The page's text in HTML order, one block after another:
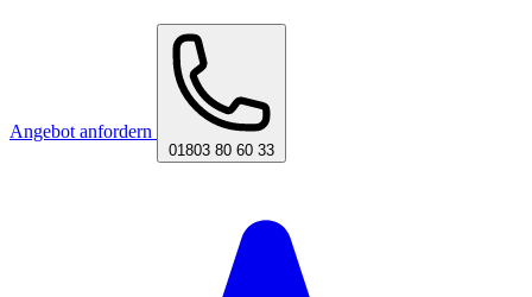
Angebot anfordern
01803 80 60 33